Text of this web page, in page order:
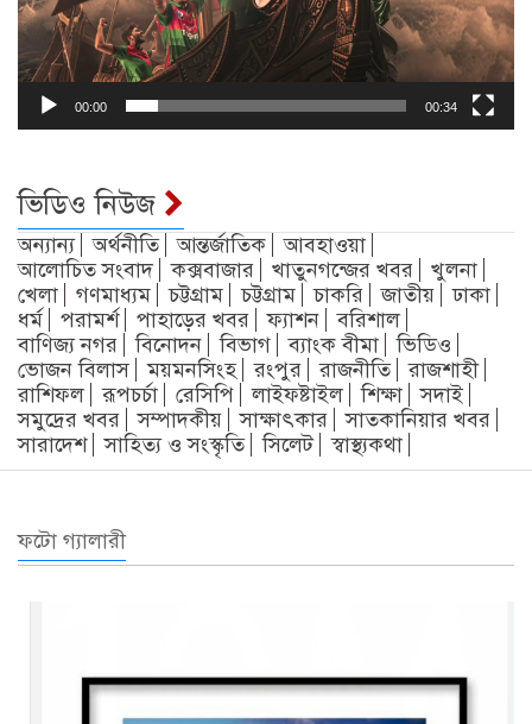
00:00 00:34
ভিডিও নিউজ
অন্যান্য অর্থনীতি আন্তর্জাতিক
আবহাওয়া
আলোচিত সংবাদ
কক্সবাজার খাতুনগন্জের খবর
খুলনা
খেলা
গণমাধ্যম চট্টগ্রাম চট্টগ্রাম চাকরি জাতীয়
ঢাকা
ধর্ম
পরামর্শ পাহাড়ের খবর ফ্যাশন
বরিশাল
বাণিজ্য নগর
বিনোদন বিভাগ ব্যাংক বীমা
ভিডিও
ভোজন বিলাস
ময়মনসিংহ রংপুর রাজনীতি
রাজশাহী
রাশিফল
রূপচর্চা রেসিপি লাইফষ্টাইল শিক্ষা
সদাই
সমুদ্রের খবর
সম্পাদকীয় সাক্ষাৎকার
সাতকানিয়ার খবর
সারাদেশ
সাহিত্য ও সংস্কৃতি সিলেট স্বাস্থ্যকথা
ফটো গ্যালারী